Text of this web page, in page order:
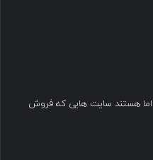
اما هستند سایت هایی که فروش